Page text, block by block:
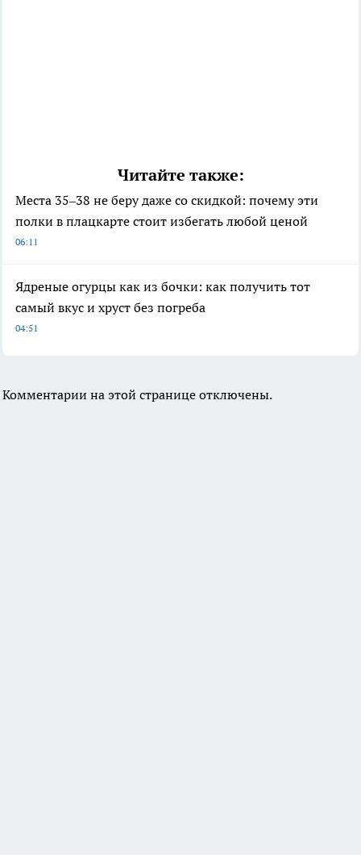
Читайте также:
Места 35–38 не беру даже со скидкой: почему эти
полки в плацкарте стоит избегать любой ценой
06:11
Ядреные огурцы как из бочки: как получить тот
самый вкус и хруст без погреба
04:51
Комментарии на этой странице отключены.